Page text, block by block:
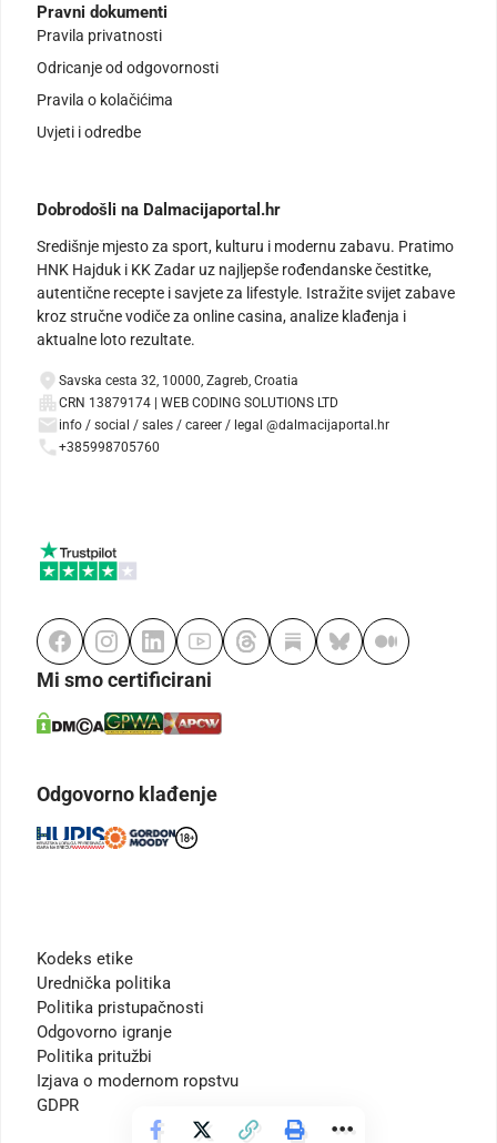
Pravni dokumenti
Pravila privatnosti
Odricanje od odgovornosti
Pravila o kolačićima
Uvjeti i odredbe
Dobrodošli na Dalmacijaportal.hr
Središnje mjesto za sport, kulturu i modernu zabavu. Pratimo
HNK Hajduk i KK Zadar uz najljepše rođendanske čestitke,
autentične recepte i savjete za lifestyle. Istražite svijet zabave
kroz stručne vodiče za online casina, analize klađenja i
aktualne loto rezultate.
Savska cesta 32, 10000, Zagreb, Croatia
CRN 13879174 | WEB CODING SOLUTIONS LTD
info / social / sales / career / legal @dalmacijaportal.hr
+385998705760
Mi smo certificirani
Odgovorno klađenje
Kodeks etike
Urednička politika
Politika pristupačnosti
Odgovorno igranje
Politika pritužbi
Izjava o modernom ropstvu
GDPR